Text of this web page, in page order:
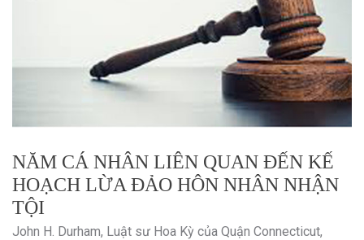
NĂM CÁ NHÂN LIÊN QUAN ĐẾN KẾ
HOẠCH LỪA ĐẢO HÔN NHÂN NHẬN
TỘI
John H. Durham, Luật sư Hoa Kỳ của Quận Connecticut,